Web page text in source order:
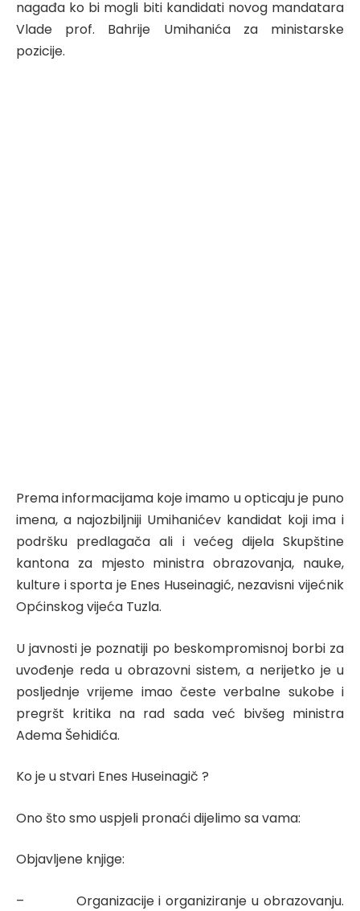
nagađa ko bi mogli biti kandidati novog mandatara
Vlade prof. Bahrije Umihanića za ministarske
pozicije.
Prema informacijama koje imamo u opticaju je puno
imena, a najozbiljniji Umihanićev kandidat koji ima i
podršku predlagača ali i većeg dijela Skupštine
kantona za mjesto ministra obrazovanja, nauke,
kulture i sporta je Enes Huseinagić, nezavisni vijećnik
Općinskog vijeća Tuzla.
U javnosti je poznatiji po beskompromisnoj borbi za
uvođenje reda u obrazovni sistem, a nerijetko je u
posljednje vrijeme imao česte verbalne sukobe i
pregršt kritika na rad sada već bivšeg ministra
Adema Šehidića.
Ko je u stvari Enes Huseinagič ?
Ono što smo uspjeli pronaći dijelimo sa vama:
Objavljene knjige:
– Organizacije i organiziranje u obrazovanju.